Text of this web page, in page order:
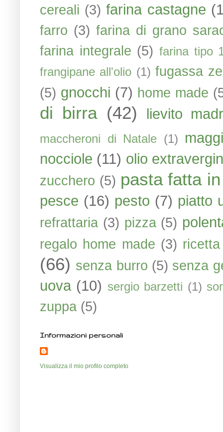
cereali (3) farina castagne
farro (3) farina di grano
farina integrale (5) farina tipo
frangipane all'olio (1) fugassa
(5) gnocchi (7) home made
di birra (42) lievito
maccheroni di Natale (1)
nocciole (11) olio
zucchero (5) pasta fatta
pesce (16) pesto (7) piatto
refrattaria (3) pizza (5)
regalo home made (3)
(66) senza burro (5) senza
uova (10) sergio barzetti (1)
zuppa (5)
Informazioni personali
Visualizza il mio profilo completo